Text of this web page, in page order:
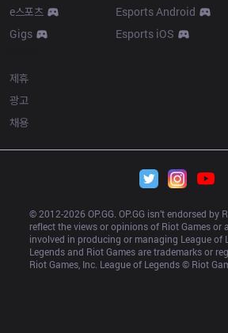
e스포츠
Gigs
Esports Android
Esports iOS
제휴
광고
채용
© 2012-2026 OP.GG. OP.GG isn’t endorsed by
reflect the views or opinions of Riot Games or
involved in producing or managing League of
Legends and Riot Games are trademarks or
Riot Games, Inc. League of Legends © Riot